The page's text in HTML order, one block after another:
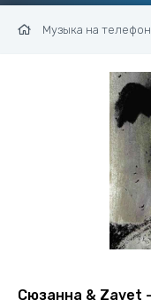
Музыка на телефон
Сюзанна & Zavet